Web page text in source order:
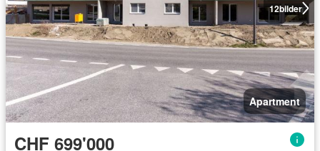
12bilder
Apartment
CHF 699'000